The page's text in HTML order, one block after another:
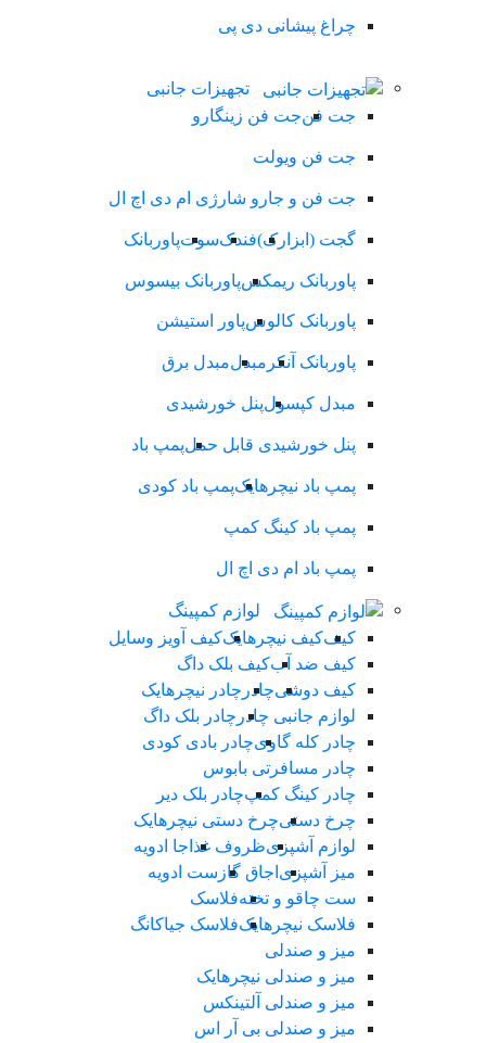
چراغ پیشانی دی پی
تجهیزات جانبی
جت فنجت فن زینگارو
جت فن ویولت
جت فن و جارو شارژی ام دی اچ ال
گجت (ابزارک)فندکسوتپاوربانک
پاوربانک ریمکسپاوربانک بیسوس
پاوربانک کالوسپاور استیشن
پاوربانک آنکر مبدلمبدل برق
مبدل کپسولپنل خورشیدی
پنل خورشیدی قابل حملپمپ باد
پمپ باد نیچرهایکپمپ باد کودی
پمپ باد کینگ کمپ
پمپ باد ام دی اچ ال
لوازم کمپینگ
کیفکیف نیچرهایککیف آویز وسایل
کیف ضد آبکیف بلک داگ
کیف دوشیچادر چادر نیچرهایک
لوازم جانبی چادر چادر بلک داگ
چادر کله گاویچادر بادی کودی
چادر مسافرتی بابوس
چادر کینگ کمپچادر بلک دیر
چرخ دستیچرخ دستی نیچرهایک
لوازم آشپزیظروف غذا جا ادویه
میز آشپزی اجاق گاز ست ادویه
ست چاقو و تختهفلاسک
فلاسک نیچرهایکفلاسک جیاکانگ
میز و صندلی
میز و صندلی نیچرهایک
میز و صندلی آلتینکس
میز و صندلی بی آر اس